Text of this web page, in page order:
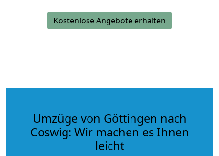
Kostenlose Angebote erhalten
Umzüge von Göttingen nach
Coswig: Wir machen es Ihnen
leicht